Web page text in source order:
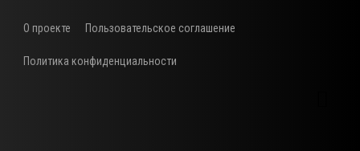
О проекте Пользовательское соглашение
Политика конфиденциальности